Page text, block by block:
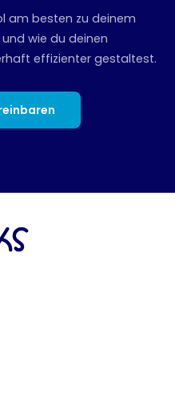
am besten zu deinem
wie du deinen
effizienter gestaltest.